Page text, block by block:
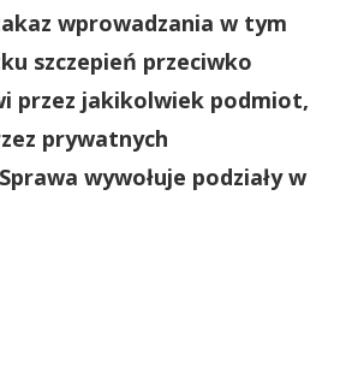
wprowadzania w tym
szczepień przeciwko
przez jakikolwiek podmiot,
prywatnych
wywołuje podziały w